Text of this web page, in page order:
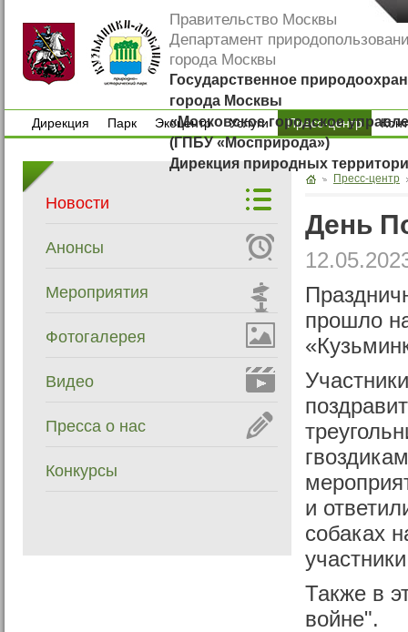
Правительство Москвы
Департамент
города Москвы
Государственное
города Москвы
«Московское городское
(ГПБУ «Мосприрода»)
Дирекция природных
Дирекция
Парк
Экоцентр
Экоцентр
Услуги
Услуги
Пресс-центр
Новости
Анонсы
Мероприятия
Фотогалерея
Видео
Пресса о нас
Конкурсы
Пресс-центр
День
прошло
и
собаках
Также в
войне".